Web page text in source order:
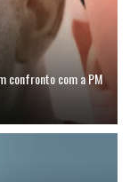
confronto com a PM